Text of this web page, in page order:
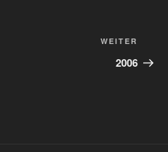
Beitrag
WEITER
2006